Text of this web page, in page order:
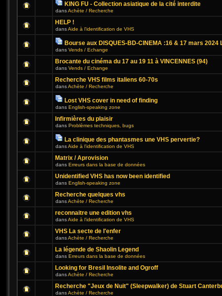
KING FU - Collection asiatique de la cité interdite
dansAchète / Recherche
HELP !
dansAide à l'identification de VHS
Bourse aux DISQUES-BD-CINEMA :16 & 17 mars 2024
dans Vends / Echange
Brocante du cinéma du 17 au 19 11 à VINCENNES (94)
dans Vends / Echange
Recherche VHS films italiens 60-70s
dansAchète / Recherche
Lost VHS cover in need of finding
dans English-speaking zone
Infirmières du plaisir
dans Problèmes techniques, bugs
La clinique des phantasmes une VHS pervertie?
dansAide à l'identification de VHS
Matrix / Aprovision
dans Erreurs dans la base de données
Unidentified VHS has now been identified
dans English-speaking zone
Recherche quelques vhs
dansAchète / Recherche
reconnaitre une edition vhs
dansAide à l'identification de VHS
VHS La secte de l'enfer
dansAchète / Recherche
La légende de Shaolin Legend
dans Erreurs dans la base de données
Looking for Bresil Insolite and Ogroff
dansAchète / Recherche
Recherche "Jeux de Nuit" (Sleepwalker) de Stuart
dansAchète / Recherche